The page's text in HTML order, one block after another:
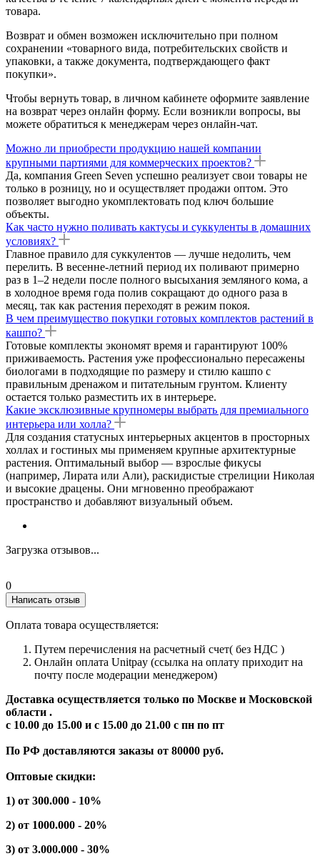
товара.
Возврат и обмен возможен исключительно при полном
сохранении «товарного вида, потребительских свойств и
упаковки, а также документа, подтверждающего факт
покупки».
Чтобы вернуть товар, в личном кабинете оформите заявление
на возврат через онлайн форму. Если возникли вопросы, вы
можете обратиться к менеджерам через онлайн-чат.
Можно ли приобрести продукцию нашей компании
крупными партиями для коммерческих проектов?
Да, компания Green Seven успешно реализует свои товары не
только в розницу, но и осуществляет продажи оптом. Это
позволяет выгодно укомплектовать под ключ большие
объекты.
Как часто нужно поливать кактусы и суккуленты в домашних
условиях?
Главное правило для суккулентов — лучше недолить, чем
перелить. В весенне-летний период их поливают примерно
раз в 1–2 недели после полного высыхания земляного кома, а
в холодное время года полив сокращают до одного раза в
месяц, так как растения переходят в режим покоя.
В чем преимущество покупки готовых комплектов растений в
кашпо?
Готовые комплекты экономят время и гарантируют 100%
приживаемость. Растения уже профессионально пересажены
биологами в подходящие по размеру и стилю кашпо с
правильным дренажом и питательным грунтом. Клиенту
остается только разместить их в интерьере.
Какие эксклюзивные крупномеры выбрать для премиального
интерьера или холла?
Для создания статусных интерьерных акцентов в просторных
холлах и гостиных мы применяем крупные архитектурные
растения. Оптимальный выбор — взрослые фикусы
(например, Лирата или Али), раскидистые стрелиции Николая
и высокие драцены. Они мгновенно преображают
пространство и добавляют визуальный объем.
Загрузка отзывов...
0
Написать отзыв
Оплата товара осуществляется:
Путем перечисления на расчетный счет( без НДС )
Онлайн оплата Unitpay (ссылка на оплату приходит на
почту после модерации менеджером)
Доставка осуществляется только по Москве и Московской
области .
с 10.00 до 15.00 и с 15.00 до 21.00 с пн по пт
По РФ доставляются заказы от 80000 руб.
Оптовые скидки:
1) от 300.000 - 10%
2) от 1000.000 - 20%
3) от 3.000.000 - 30%